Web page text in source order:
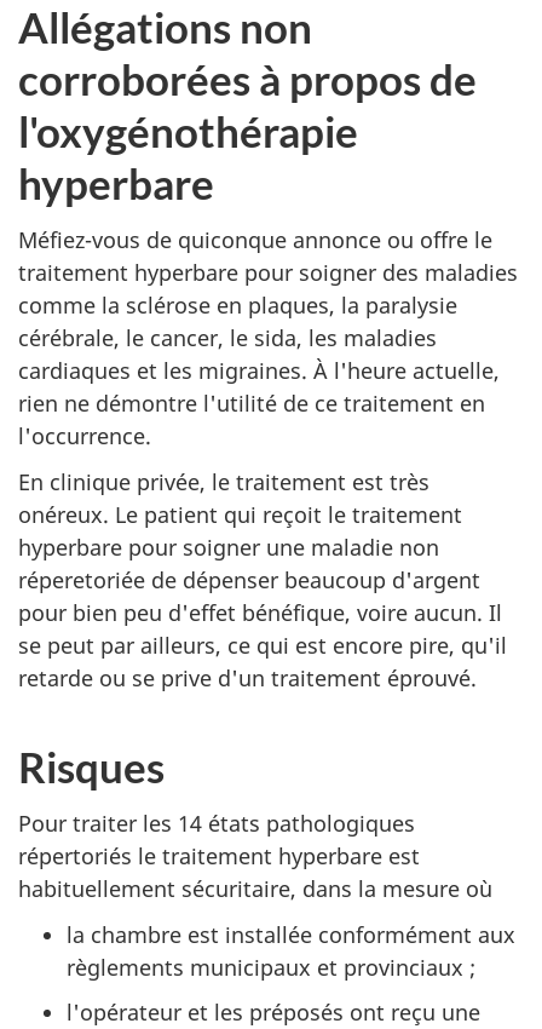
Allégations non
corroborées à propos de
l'oxygénothérapie
hyperbare
Méfiez-vous de quiconque annonce ou offre le
traitement hyperbare pour soigner des maladies
comme la sclérose en plaques, la paralysie
cérébrale, le cancer, le sida, les maladies
cardiaques et les migraines. À l'heure actuelle,
rien ne démontre l'utilité de ce traitement en
l'occurrence.
En clinique privée, le traitement est très
onéreux. Le patient qui reçoit le traitement
hyperbare pour soigner une maladie non
réperetoriée de dépenser beaucoup d'argent
pour bien peu d'effet bénéfique, voire aucun. Il
se peut par ailleurs, ce qui est encore pire, qu'il
retarde ou se prive d'un traitement éprouvé.
Risques
Pour traiter les 14 états pathologiques
répertoriés le traitement hyperbare est
habituellement sécuritaire, dans la mesure où
la chambre est installée conformément aux
règlements municipaux et provinciaux ;
l'opérateur et les préposés ont reçu une